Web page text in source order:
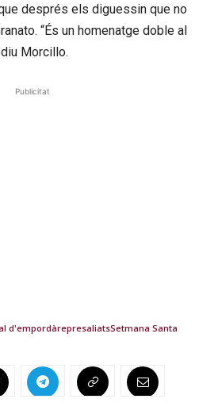
després els diguessin que no
“És un homenatge doble al
Morcillo.
Publicitat
d'empordàrepresaliatsSetmana Santa